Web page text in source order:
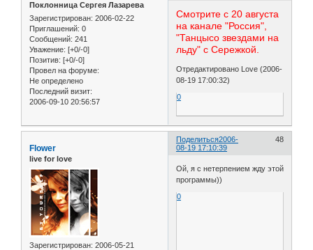
Поклонница Сергея Лазарева
Зарегистрирован: 2006-02-22
Приглашений: 0
Сообщений: 241
Уважение: [+0/-0]
Позитив: [+0/-0]
Провел на форуме:
Не определено
Последний визит:
2006-09-10 20:56:57
Смотрите с 20 августа
на канале "Россия",
"Танцысо звездами на
льду" с Сережкой.
Отредактировано Love (2006-
08-19 17:00:32)
0
Поделиться 48
2006-
08-19 17:10:39
Flower
live for love
Зарегистрирован: 2006-05-21
Ой, я с нетерпением жду этой
программы))
0